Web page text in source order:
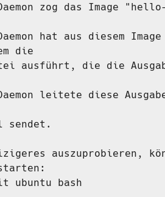
zog das Image
hat aus diesem
die
ausführt, die die
leitete diese
sendet.
auszuprobieren,
ubuntu bash